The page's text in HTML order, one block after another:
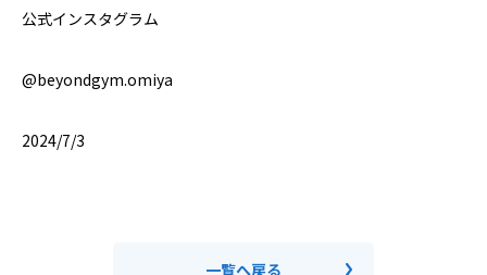
公式インスタグラム
@beyondgym.omiya
2024/7/3
一覧へ戻る